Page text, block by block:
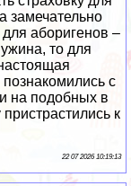
замечательно
для аборигенов –
то для
с
на подобных в
к
22 07 2026 10:19:13